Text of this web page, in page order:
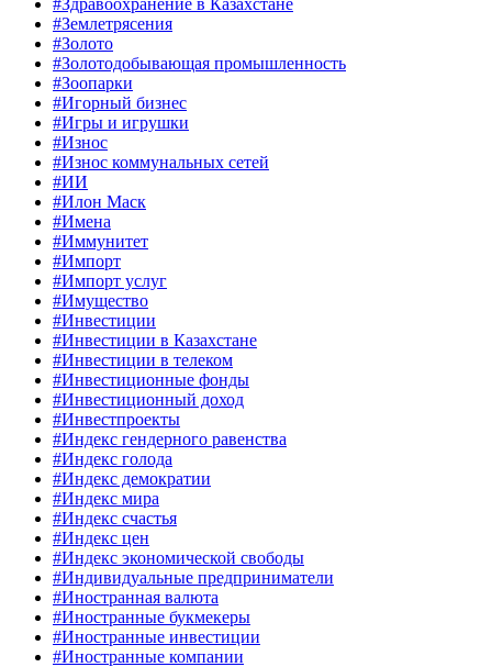
#Землетрясения
#Золото
#Золотодобывающая промышленность
#Зоопарки
#Игорный бизнес
#Игры и игрушки
#Износ
#Износ коммунальных сетей
#ИИ
#Илон Маск
#Имена
#Иммунитет
#Импорт
#Импорт услуг
#Имущество
#Инвестиции
#Инвестиции в Казахстане
#Инвестиции в телеком
#Инвестиционные фонды
#Инвестиционный доход
#Инвестпроекты
#Индекс гендерного равенства
#Индекс голода
#Индекс демократии
#Индекс мира
#Индекс счастья
#Индекс цен
#Индекс экономической свободы
#Индивидуальные предприниматели
#Иностранная валюта
#Иностранные букмекеры
#Иностранные инвестиции
#Иностранные компании